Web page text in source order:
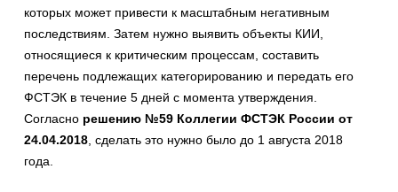
которых может привести к масштабным негативным
последствиям. Затем нужно выявить объекты КИИ,
относящиеся к критическим процессам, составить
перечень подлежащих категорированию и передать его
ФСТЭК в течение 5 дней с момента утверждения.
Согласно решению №59 Коллегии ФСТЭК России от
24.04.2018, сделать это нужно было до 1 августа 2018
года.